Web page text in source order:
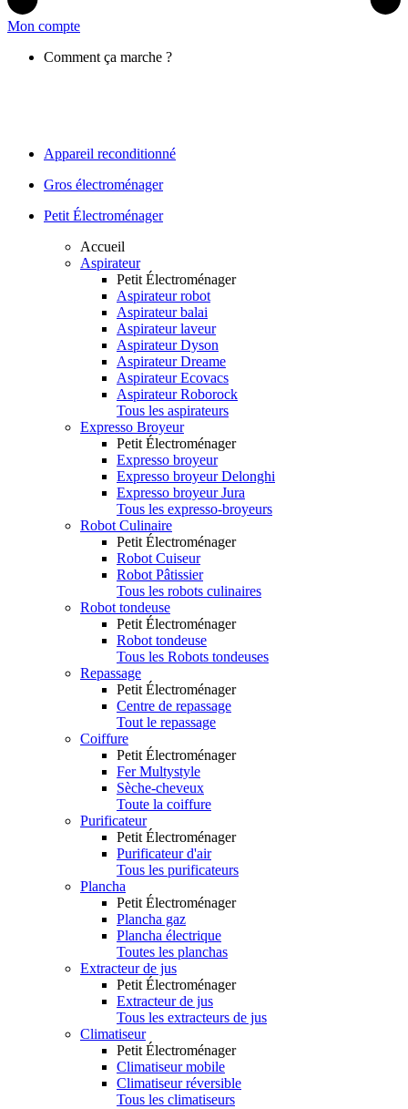
Mon compte
Comment ça marche ?
Appareil reconditionné
Gros électroménager
Petit Électroménager
Accueil
Aspirateur
Petit Électroménager
Aspirateur robot
Aspirateur balai
Aspirateur laveur
Aspirateur Dyson
Aspirateur Dreame
Aspirateur Ecovacs
Aspirateur Roborock
Tous les aspirateurs
Expresso Broyeur
Petit Électroménager
Expresso broyeur
Expresso broyeur Delonghi
Expresso broyeur Jura
Tous les expresso-broyeurs
Robot Culinaire
Petit Électroménager
Robot Cuiseur
Robot Pâtissier
Tous les robots culinaires
Robot tondeuse
Petit Électroménager
Robot tondeuse
Tous les Robots tondeuses
Repassage
Petit Électroménager
Centre de repassage
Tout le repassage
Coiffure
Petit Électroménager
Fer Multystyle
Sèche-cheveux
Toute la coiffure
Purificateur
Petit Électroménager
Purificateur d'air
Tous les purificateurs
Plancha
Petit Électroménager
Plancha gaz
Plancha électrique
Toutes les planchas
Extracteur de jus
Petit Électroménager
Extracteur de jus
Tous les extracteurs de jus
Climatiseur
Petit Électroménager
Climatiseur mobile
Climatiseur réversible
Tous les climatiseurs